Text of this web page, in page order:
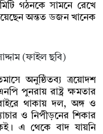
গঠনকে সামনে রেখে
অন্তত ডজন খানেক
(ফাইল ছবি)
অনুষ্ঠিতব্য ত্রয়োদশ
পুনরায় রাষ্ট্র ক্ষমতার
থাকায় দল, অঙ্গ ও
ও নিপীড়নের শিকার
এ থেকে বাদ যায়নি